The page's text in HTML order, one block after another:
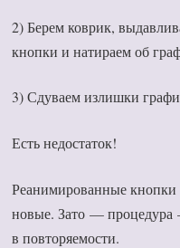
2) Берем коврик,
кнопки и натираем об
3) Сдуваем излишки
Есть недостаток!
Реанимированные кнопки
новые. Зато — процедура
в повторяемости.